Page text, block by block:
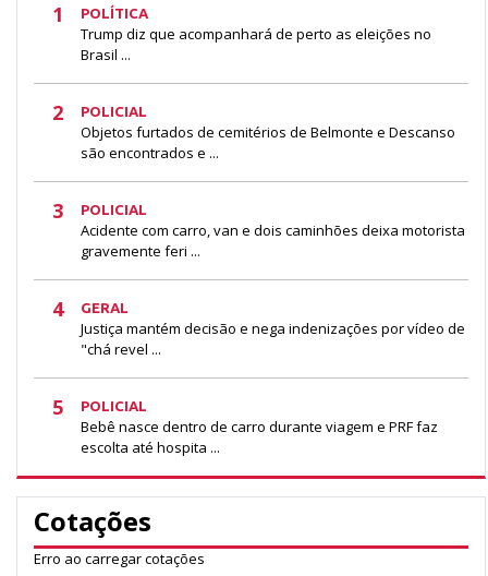
1 POLÍTICA
Trump diz que acompanhará de perto as eleições no
Brasil ...
2 POLICIAL
Objetos furtados de cemitérios de Belmonte e Descanso
são encontrados e ...
3 POLICIAL
Acidente com carro, van e dois caminhões deixa motorista
gravemente feri ...
4 GERAL
Justiça mantém decisão e nega indenizações por vídeo de
"chá revel ...
5 POLICIAL
Bebê nasce dentro de carro durante viagem e PRF faz
escolta até hospita ...
Cotações
Erro ao carregar cotações